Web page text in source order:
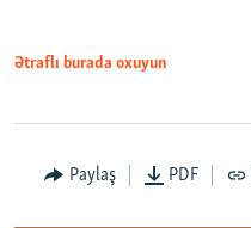
Ətraflı burada oxuyun
Paylaş PDF